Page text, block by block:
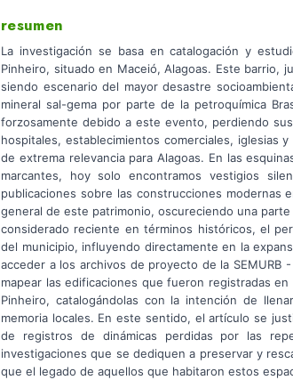
resumen
La investigación se basa en catalogación y
Pinheiro, situado en Maceió, Alagoas. Este barrio,
siendo escenario del mayor desastre
mineral sal-gema por parte de la petroquímica
forzosamente debido a este evento, perdiendo
hospitales, establecimientos comerciales, iglesias
de extrema relevancia para Alagoas. En las
marcantes, hoy solo encontramos vestigios
publicaciones sobre las construcciones modernas
general de este patrimonio, oscureciendo una
considerado reciente en términos históricos, el
del municipio, influyendo directamente en la
acceder a los archivos de proyecto de la
mapear las edificaciones que fueron registradas
Pinheiro, catalogándolas con la intención de
memoria locales. En este sentido, el artículo se
de registros de dinámicas perdidas por las
investigaciones que se dediquen a preservar y
que el legado de aquellos que habitaron estos